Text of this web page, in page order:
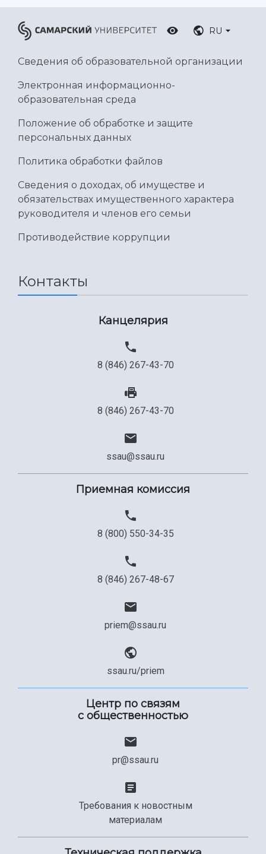
RU
Сведения об образовательной организации
Электронная информационно-
образовательная среда
Положение об обработке и защите
персональных данных
Политика обработки файлов
Сведения о доходах, об имуществе и
обязательствах имущественного характера
руководителя и членов его семьи
Противодействие коррупции
Контакты
Канцелярия
8 (846) 267-43-70
8 (846) 267-43-70
ssau@ssau.ru
Приемная комиссия
8 (800) 550-34-35
8 (846) 267-48-67
priem@ssau.ru
ssau.ru/priem
Центр по связям
с общественностью
pr@ssau.ru
Требования к новостным
материалам